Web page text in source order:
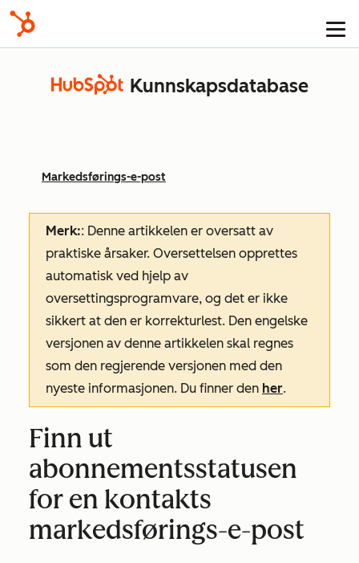
Kunnskapsdatabase
Markedsførings-e-post
Merk:: Denne artikkelen er oversatt av
praktiske årsaker. Oversettelsen opprettes
automatisk ved hjelp av
oversettingsprogramvare, og det er ikke
sikkert at den er korrekturlest. Den engelske
versjonen av denne artikkelen skal regnes
som den regjerende versjonen med den
nyeste informasjonen. Du finner den her.
Finn ut
abonnementsstatusen
for en kontakts
markedsførings-e-post